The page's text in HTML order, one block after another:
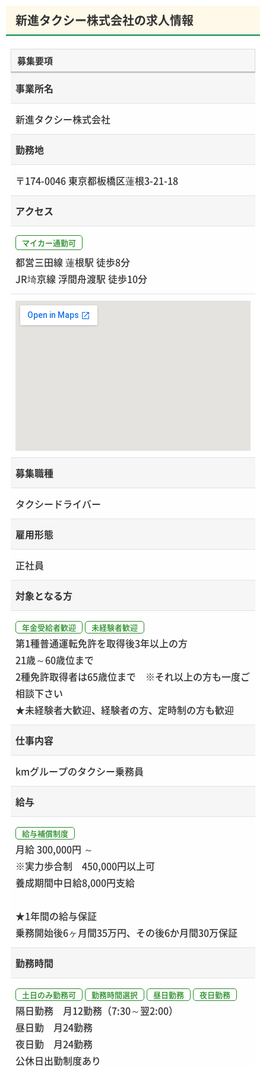
新進タクシー株式会社の求人情報
募集要項
事業所名
新進タクシー株式会社
勤務地
〒174-0046 東京都板橋区蓮根3-21-18
アクセス
マイカー通勤可
都営三田線 蓮根駅 徒歩8分
JR埼京線 浮間舟渡駅 徒歩10分
募集職種
タクシードライバー
雇用形態
正社員
対象となる方
年金受給者歓迎 未経験者歓迎
第1種普通運転免許を取得後3年以上の方
21歳～60歳位まで
2種免許取得者は65歳位まで ※それ以上の方も一度ご
相談下さい
★未経験者大歓迎、経験者の方、定時制の方も歓迎
仕事内容
kmグループのタクシー乗務員
給与
給与補償制度
月給 300,000円 ～
※実力歩合制 450,000円以上可
養成期間中日給8,000円支給
★1年間の給与保証
乗務開始後6ヶ月間35万円、その後6か月間30万保証
勤務時間
土日のみ勤務可 勤務時間選択 昼日勤務 夜日勤務
隔日勤務 月12勤務（7:30～翌2:00）
昼日勤 月24勤務
夜日勤 月24勤務
公休日出勤制度あり